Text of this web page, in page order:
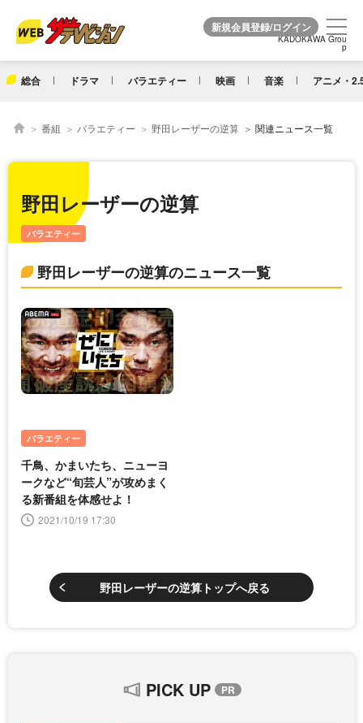
KADOKAWA Grou
p
総合 ドラマ バラエティー 映画 音楽 アニメ・
KADOKAWA Grou
p
番組 バラエティー 野田レーザーの逆算 関連ニュース一覧
野田レーザーの逆算
バラエティー
野田レーザーの逆算のニュース一覧
バラエティー
千鳥、かまいたち、ニューヨ
ークなど“旬芸人”が攻めまく
る新番組を体感せよ！
2021/10/19 17:30
野田レーザーの逆算トップへ戻る
PICK UP